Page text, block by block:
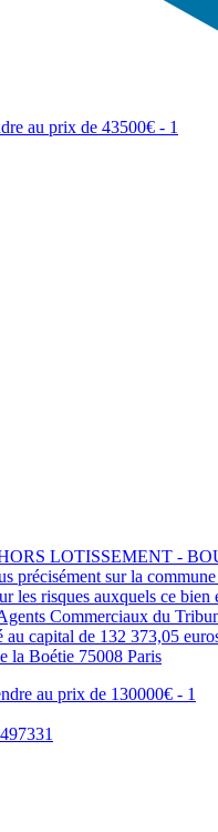
LOTISSEMENT -
précisément sur la
risques auxquels ce
Commerciaux du
capital de 132 373,05
la Boétie 75008 Paris